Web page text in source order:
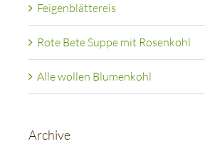
Feigenblättereis
Rote Bete Suppe mit Rosenkohl
Alle wollen Blumenkohl
Archive